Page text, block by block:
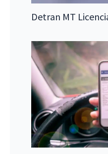
Detran MT